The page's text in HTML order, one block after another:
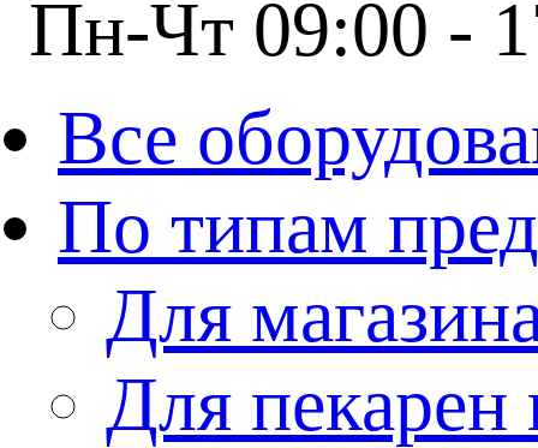
Пн-Чт 09:00 -
Все
По типам
Для
Для пекарен